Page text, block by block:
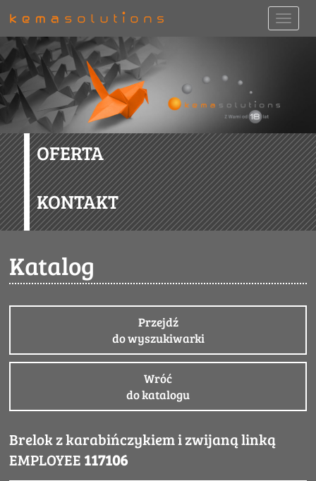
OFERTA
KONTAKT
Katalog
Przejdź
do wyszukiwarki
Wróć
do katalogu
Brelok z karabińczykiem i zwijaną linką
EMPLOYEE 117106